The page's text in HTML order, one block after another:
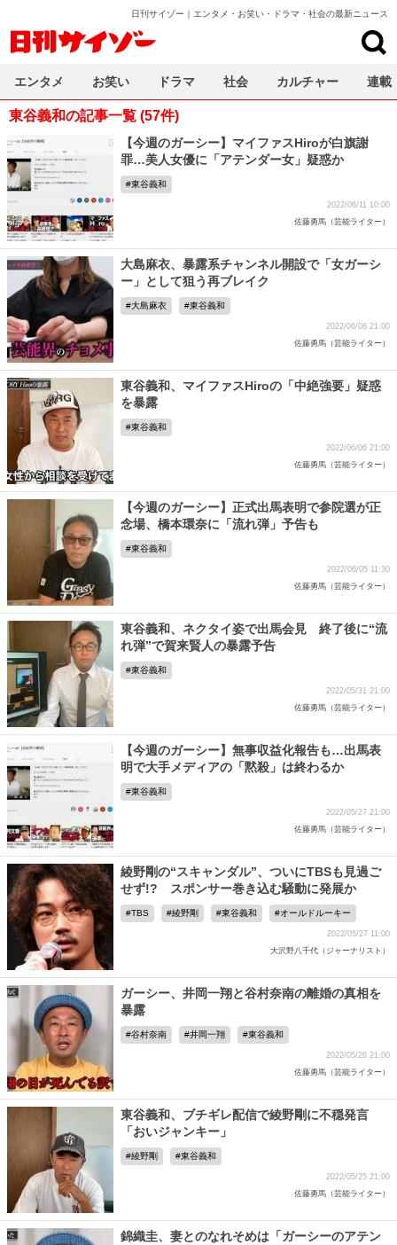
日刊サイゾー｜エンタメ・お笑い・ドラマ・社会の最新ニュース
東谷義和の記事一覧 (57件)
【今週のガーシー】マイファスHiroが白旗謝
罪…美人女優に「アテンダー女」疑惑か
東谷義和
2022/06/11 10:00
佐藤勇馬（芸能ライター）
大島麻衣、暴露系チャンネル開設で「女ガーシ
ー」として狙う再ブレイク
大島麻衣 東谷義和
2022/06/08 21:00
佐藤勇馬（芸能ライター）
東谷義和、マイファスHiroの「中絶強要」疑惑
を暴露
東谷義和
2022/06/06 21:00
佐藤勇馬（芸能ライター）
【今週のガーシー】正式出馬表明で参院選が正
念場、橋本環奈に「流れ弾」予告も
東谷義和
2022/06/05 11:30
佐藤勇馬（芸能ライター）
東谷義和、ネクタイ姿で出馬会見 終了後に“流
れ弾”で賀来賢人の暴露予告
東谷義和
2022/05/31 21:00
佐藤勇馬（芸能ライター）
【今週のガーシー】無事収益化報告も…出馬表
明で大手メディアの「黙殺」は終わるか
東谷義和
2022/05/27 21:00
佐藤勇馬（芸能ライター）
綾野剛の“スキャンダル”、ついにTBSも見過ご
せず!? スポンサー巻き込む騒動に発展か
TBS 綾野剛 東谷義和 オールドルーキー
2022/05/27 11:00
大沢野八千代（ジャーナリスト）
ガーシー、井岡一翔と谷村奈南の離婚の真相を
暴露
谷村奈南 井岡一翔 東谷義和
2022/05/26 21:00
佐藤勇馬（芸能ライター）
東谷義和、ブチギレ配信で綾野剛に不穏発言
「おいジャンキー」
綾野剛 東谷義和
2022/05/25 21:00
佐藤勇馬（芸能ライター）
錦織圭、妻とのなれそめは「ガーシーのアテン
エンタメ お笑い ドラマ 社会 カルチャー 連載